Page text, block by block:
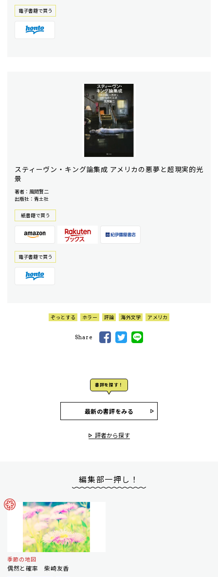
電⼦書籍で買う
スティーヴン・キング論集成 アメリカの悪夢と超現実的光
景
著者：風間賢二
出版社：青土社
紙書籍で買う
電⼦書籍で買う
ぞっとする ホラー 評論 海外文学 アメリカ
Share
書評を探す！
最新の書評をみる
評者から探す
編集部一押し！
季節の地図
偶然と確率 柴崎友香